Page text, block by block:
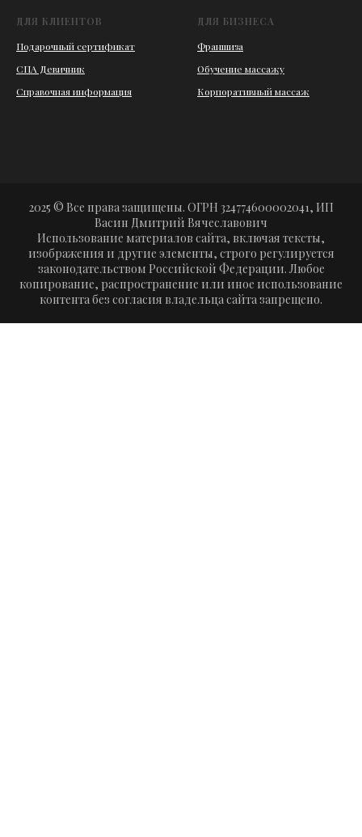
ДЛЯ КЛИЕНТОВ
Подарочный сертификат
СПА Девичник
Справочная информация
ДЛЯ БИЗНЕСА
Франшиза
Обучение массажу
Корпоративный массаж
2025 © Все права защищены. ОГРН 324774600002041, ИП
Васин Дмитрий Вячеславович
Использование материалов сайта, включая тексты,
изображения и другие элементы, строго регулируется
законодательством Российской Федерации. Любое
копирование, распространение или иное использование
контента без согласия владельца сайта запрещено.